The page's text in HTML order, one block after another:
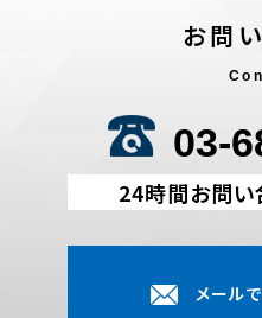
お問
03-
24時間お問い
メール